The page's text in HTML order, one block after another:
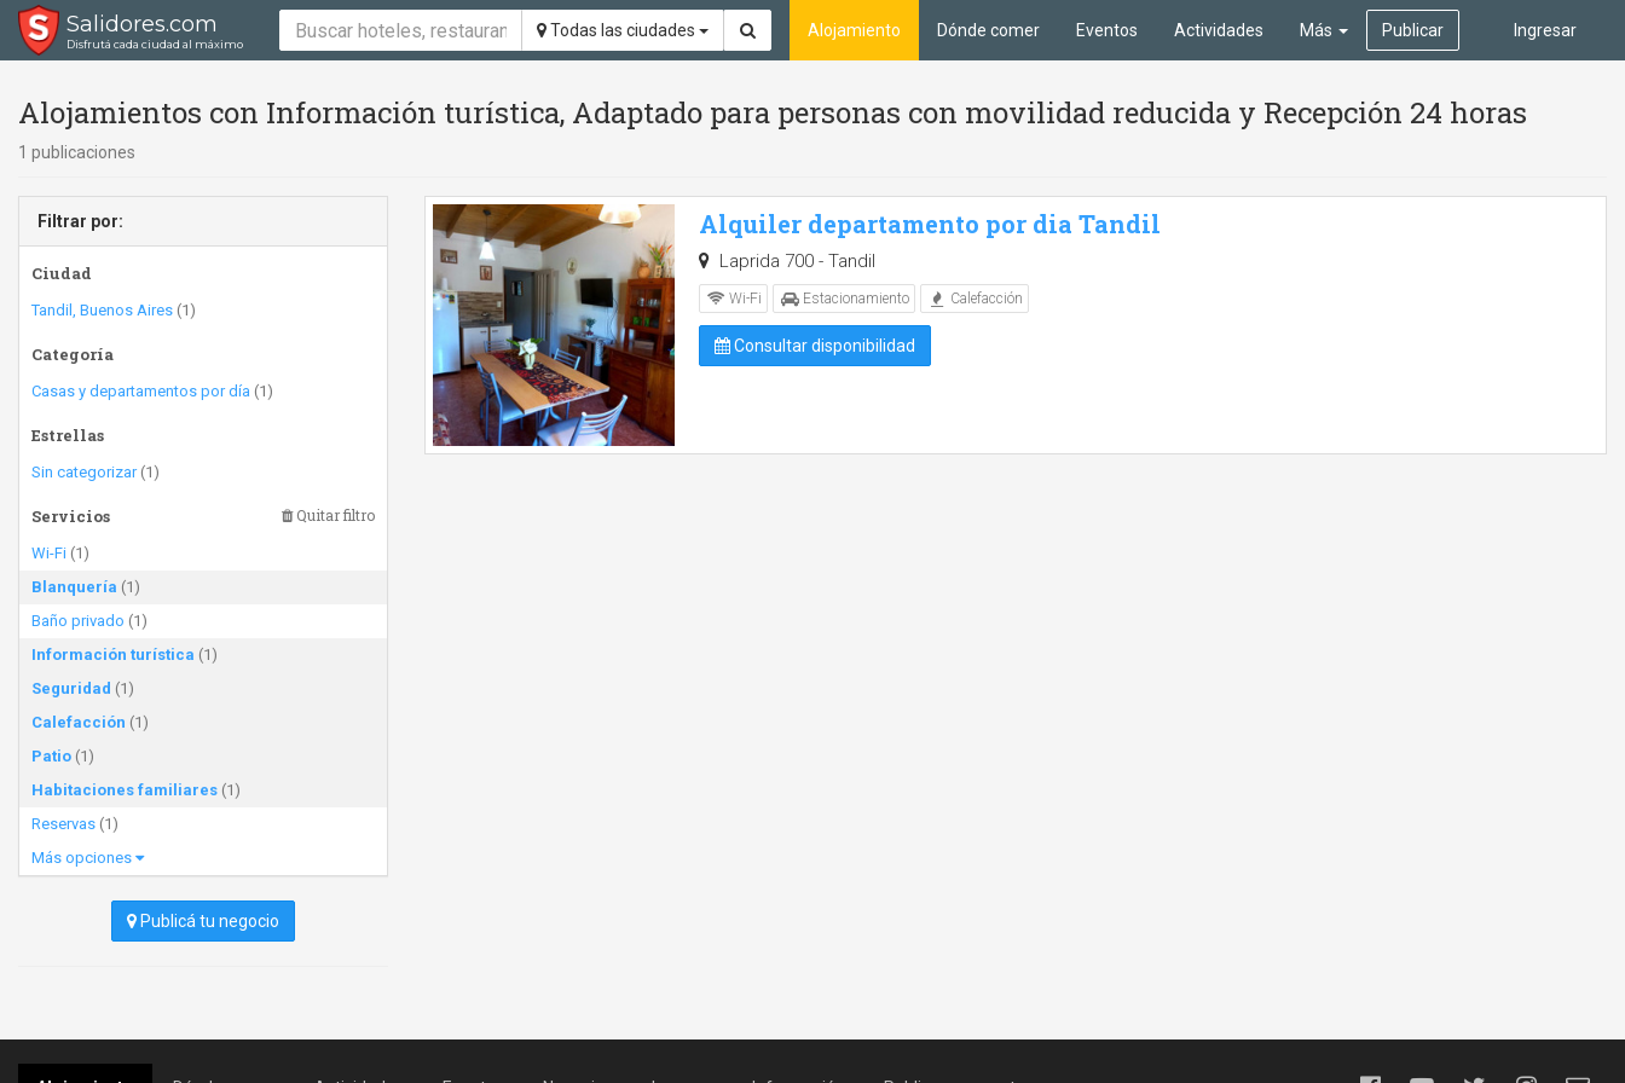
Salidores.com
Disfrutá cada ciudad al máximo
Todas las ciudades Ingresar
Alojamiento Dónde comer Eventos Actividades Más Publicar
Alojamientos con Información turística, Adaptado para personas con movilidad reducida y Recepción 24 horas
1 publicaciones
Filtrar por:
Ciudad
Tandil, Buenos Aires (1)
Categoría
Casas y departamentos por día (1)
Estrellas
Sin categorizar(1)
Servicios Quitar filtro
Wi-Fi (1)
Blanquería (1)
Baño privado (1)
Información turística (1)
Seguridad (1)
Calefacción (1)
Patio (1)
Habitaciones familiares (1)
Reservas (1)
Más opciones
Publicá tu negocio
Alquiler departamento por dia Tandil
Laprida 700 - Tandil
Wi-Fi Estacionamiento Calefacción
Consultar disponibilidad